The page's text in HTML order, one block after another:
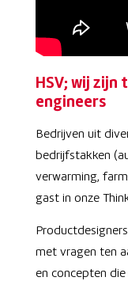
HSV; wij
engineers
Bedrijven uit
bedrijfstakken
verwarming,
gast in onze
met vragen ten
en concepten